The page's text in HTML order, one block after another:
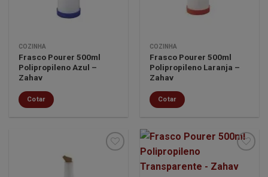
COZINHA
Frasco Pourer 500ml
Polipropileno Azul –
Zahav
Cotar
COZINHA
Frasco Pourer 500ml
Polipropileno Laranja –
Zahav
Cotar